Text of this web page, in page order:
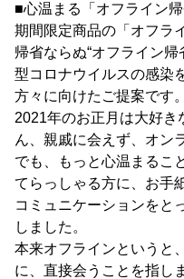
■心温まる「オフライン
期間限定商品の「オフラ
帰省ならぬ“オフライン
型コロナウイルスの感染
方々に向けたご提案です。
2021年のお正月は大好き
ん、親戚に会えず、オン
でも、もっと心温まるこ
てらっしゃる方に、お手
コミュニケーションをと
しました。
本来オフラインというと
に、直接会うことを指し